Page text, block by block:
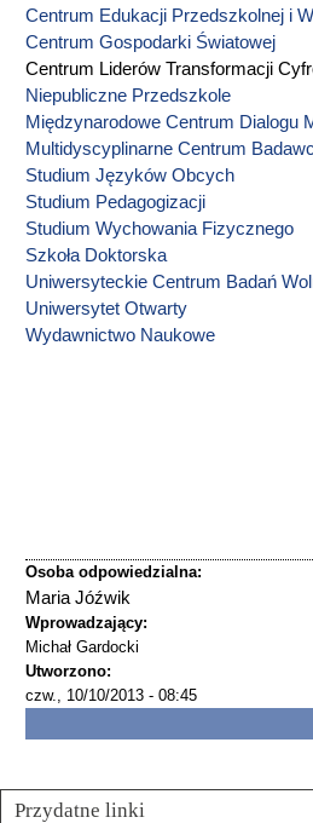
Centrum Edukacji Przedszkolnej i
Centrum Gospodarki Światowej
Centrum Liderów Transformacji
Niepubliczne Przedszkole
Międzynarodowe Centrum Dialogu
Multidyscyplinarne Centrum
Studium Języków Obcych
Studium Pedagogizacji
Studium Wychowania Fizycznego
Szkoła Doktorska
Uniwersyteckie Centrum Badań
Uniwersytet Otwarty
Wydawnictwo Naukowe
Osoba odpowiedzialna:
Maria Jóźwik
Wprowadzający:
Michał Gardocki
Utworzono:
czw., 10/10/2013 - 08:45
Przydatne linki